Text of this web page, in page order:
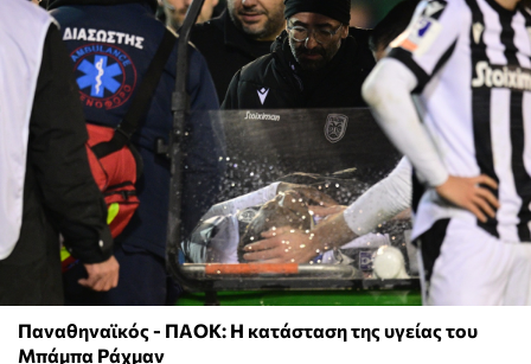
Παναθηναϊκός - ΠΑΟΚ: Η κατάσταση της υγείας του
Μπάμπα Ράχμαν